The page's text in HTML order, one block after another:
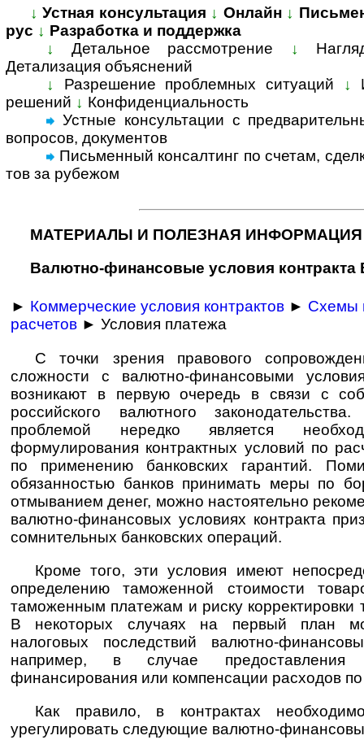
↓ Устная консультация ↓ Онлайн ↓
рус ↓ Разработка и поддержка
↓
Детальное рассмотрение ↓
Детализация объяс­нений
↓
Разрешение проблемных ситуаций ↓
решений ↓ Конфиденциальность
Устные консультации с
воп­росов, доку­ментов
Письменный консал­тинг по счетам,
тов за ру­бе­жом
МАТЕРИАЛЫ И ПОЛЕЗНАЯ ИНФОРМАЦИЯ
Валютно-финансовые условия
► Коммерческие условия контрактов ► Схемы
расчетов ► Условия платежа
С точки зрения правового
сложности с валютно-финансовыми
возникают в первую очередь в связи с
российского валютного
проблемой нередко является
формулирования контрактных условий по
по применению банковских гарантий.
обязанностью банков принимать меры по
отмыванием денег, можно настоятельно
валютно-финансовых условиях контракта
сомнительных банковских операций.
Кроме того, эти условия имеют
определению таможенной стоимости
таможенным платежам и риску корректировки
В некоторых случаях на первый план
налоговых последствий валютно-
например, в случае предоставления
финансирования или компенсации расходов по
Как правило, в контрактах
урегулировать следующие валютно-